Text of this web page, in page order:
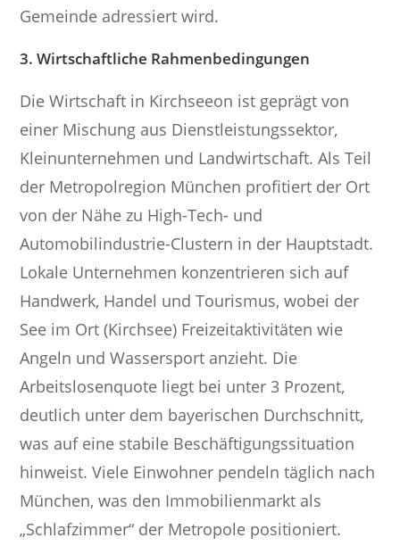
Gemeinde adressiert wird.
3. Wirtschaftliche Rahmenbedingungen
Die Wirtschaft in Kirchseeon ist geprägt von
einer Mischung aus Dienstleistungssektor,
Kleinunternehmen und Landwirtschaft. Als Teil
der Metropolregion München profitiert der Ort
von der Nähe zu High-Tech- und
Automobilindustrie-Clustern in der Hauptstadt.
Lokale Unternehmen konzentrieren sich auf
Handwerk, Handel und Tourismus, wobei der
See im Ort (Kirchsee) Freizeitaktivitäten wie
Angeln und Wassersport anzieht. Die
Arbeitslosenquote liegt bei unter 3 Prozent,
deutlich unter dem bayerischen Durchschnitt,
was auf eine stabile Beschäftigungssituation
hinweist. Viele Einwohner pendeln täglich nach
München, was den Immobilienmarkt als
„Schlafzimmer“ der Metropole positioniert.